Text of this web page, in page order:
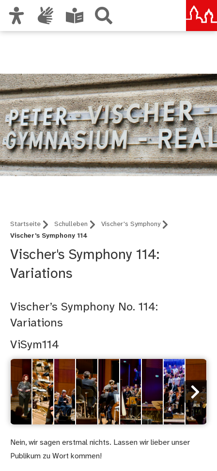
Startseite Schulleben
Vischer's Symphony
Vischer's Symphony 114
Vischer's Symphony 114:
Variations
Vischer’s Symphony No. 114:
Variations
ViSym114
Nein, wir sagen erstmal nichts. Lassen wir lieber unser
Publikum zu Wort kommen!